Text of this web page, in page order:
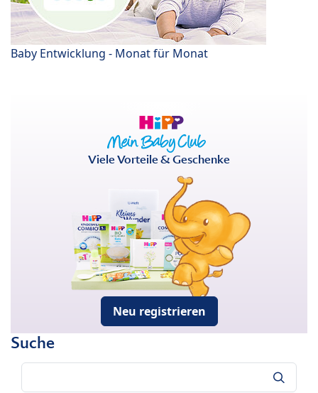
Baby Entwicklung - Monat für Monat
Viele Vorteile & Geschenke
Neu registrieren
Suche